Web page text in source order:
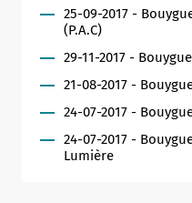
25-09-2017 -
(P.A.C)
29-11-2017 -
21-08-2017 -
24-07-2017 -
24-07-2017 -
Lumière